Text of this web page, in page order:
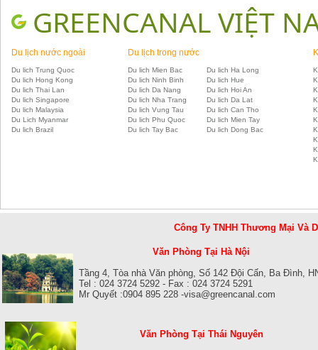
GREENCANAL VIỆT
Du lịch nước ngoài
Du lich Trung Quoc
Du lich Hong Kong
Du lich Thai Lan
Du lich Singapore
Du lich Malaysia
Du Lich Myanmar
Du lich Brazil
Du lịch trong nước
Du lich Mien Bac
Du lich Ha Long
Du lich Ninh Binh
Du lich Hue
Du lich Da Nang
Du lich Hoi An
Du lich Nha Trang
Du lich Da Lat
Du lich Vung Tau
Du lich Can Tho
Du lich Phu Quoc
Du lich Mien Tay
Du lich Tay Bac
Du lich Dong Bac
Công Ty TNHH Thương Mại Và
Văn Phòng Tại Hà Nội
Tầng 4, Tòa nhà Văn phòng, Số 142 Đội Cấn, Ba Đình,
Tel : 024 3724 5292 - Fax : 024 3724 5291
Mr Quyết :0904 895 228 -visa@greencanal.com
Văn Phòng Tại Thái Nguyên